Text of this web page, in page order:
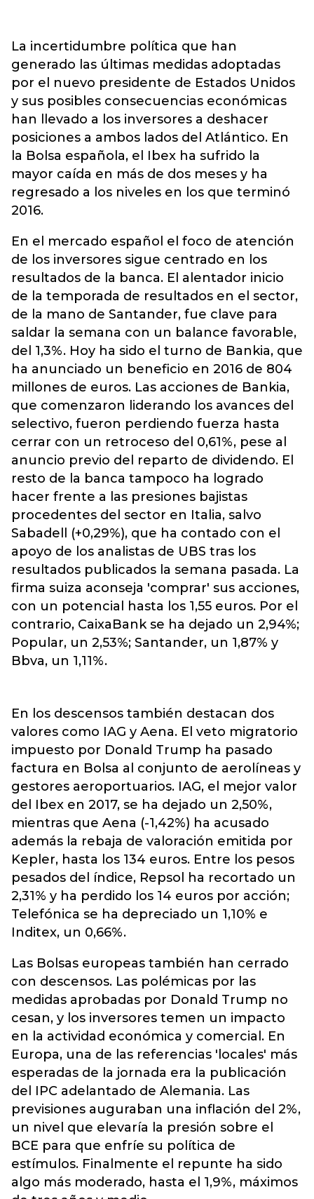
La incertidumbre política que han
generado las últimas medidas adoptadas
por el nuevo presidente de Estados Unidos
y sus posibles consecuencias económicas
han llevado a los inversores a deshacer
posiciones a ambos lados del Atlántico. En
la Bolsa española, el Ibex ha sufrido la
mayor caída en más de dos meses y ha
regresado a los niveles en los que terminó
2016.
En el mercado español el foco de atención
de los inversores sigue centrado en los
resultados de la banca. El alentador inicio
de la temporada de resultados en el sector,
de la mano de Santander, fue clave para
saldar la semana con un balance favorable,
del 1,3%. Hoy ha sido el turno de Bankia, que
ha anunciado un beneficio en 2016 de 804
millones de euros. Las acciones de Bankia,
que comenzaron liderando los avances del
selectivo, fueron perdiendo fuerza hasta
cerrar con un retroceso del 0,61%, pese al
anuncio previo del reparto de dividendo. El
resto de la banca tampoco ha logrado
hacer frente a las presiones bajistas
procedentes del sector en Italia, salvo
Sabadell (+0,29%), que ha contado con el
apoyo de los analistas de UBS tras los
resultados publicados la semana pasada. La
firma suiza aconseja 'comprar' sus acciones,
con un potencial hasta los 1,55 euros. Por el
contrario, CaixaBank se ha dejado un 2,94%;
Popular, un 2,53%; Santander, un 1,87% y
Bbva, un 1,11%.
En los descensos también destacan dos
valores como IAG y Aena. El veto migratorio
impuesto por Donald Trump ha pasado
factura en Bolsa al conjunto de aerolíneas y
gestores aeroportuarios. IAG, el mejor valor
del Ibex en 2017, se ha dejado un 2,50%,
mientras que Aena (-1,42%) ha acusado
además la rebaja de valoración emitida por
Kepler, hasta los 134 euros. Entre los pesos
pesados del índice, Repsol ha recortado un
2,31% y ha perdido los 14 euros por acción;
Telefónica se ha depreciado un 1,10% e
Inditex, un 0,66%.
Las Bolsas europeas también han cerrado
con descensos. Las polémicas por las
medidas aprobadas por Donald Trump no
cesan, y los inversores temen un impacto
en la actividad económica y comercial. En
Europa, una de las referencias 'locales' más
esperadas de la jornada era la publicación
del IPC adelantado de Alemania. Las
previsiones auguraban una inflación del 2%,
un nivel que elevaría la presión sobre el
BCE para que enfríe su política de
estímulos. Finalmente el repunte ha sido
algo más moderado, hasta el 1,9%, máximos